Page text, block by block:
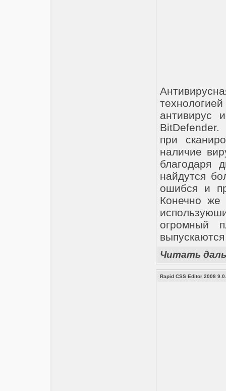
антивирус
при
наличие
благодаря
найдутся
ошибся и
Конечно же
огромный
Читать
Rapid CSS Editor 2008